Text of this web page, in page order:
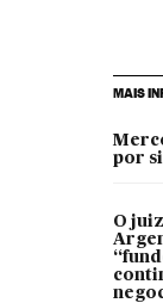
MAIS
por si
O